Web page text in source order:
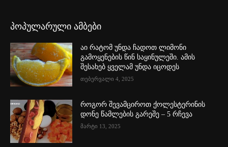
პოპულარული ამბები
აი რატომ უნდა ჩადოთ ლიმონი
გამოყენების წინ საყინულეში. ამის
შესახებ ყველამ უნდა იცოდეს
თებერვალი 4, 2025
როგორ შევამციროთ ქოლესტერინის
დონე წამლების გარეშე – 5 რჩევა
მარტი 13, 2025